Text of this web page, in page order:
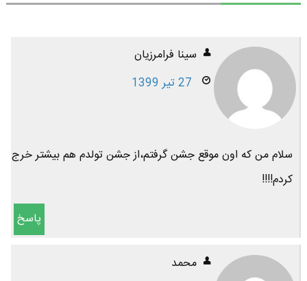
سینا فرامرزیان
27 تیر 1399
سلام من که اون موقع جشن گرفتم،از جشن تولدم هم بیشتر خرج
کردم!!!!
پاسخ
محمد